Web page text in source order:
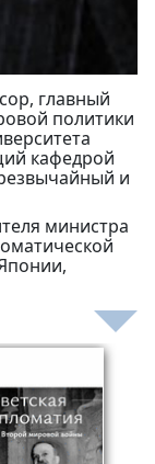
главный
политики
кафедрой
и
министра